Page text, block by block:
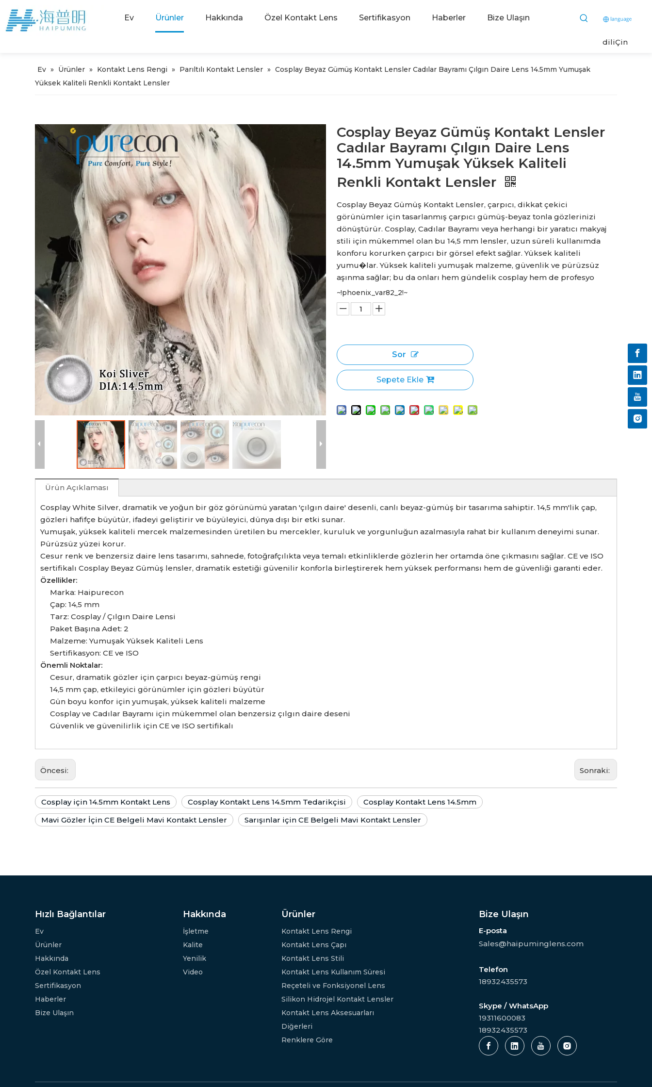
Ev Ürünler Hakkında Özel Kontakt Lens Sertifikasyon Haberler Bize Ulaşın
diliÇin
Ev » Ürünler » Kontakt Lens Rengi » Parıltılı Kontakt Lensler » Cosplay Beyaz Gümüş Kontakt Lensler Cadılar Bayramı Çılgın Daire Lens 14.5mm Yumuşak
Yüksek Kaliteli Renkli Kontakt Lensler
Cosplay Beyaz Gümüş Kontakt Lensler
Cadılar Bayramı Çılgın Daire Lens
14.5mm Yumuşak Yüksek Kaliteli
Renkli Kontakt Lensler
Cosplay Beyaz Gümüş Kontakt Lensler, çarpıcı, dikkat çekici
görünümler için tasarlanmış çarpıcı gümüş-beyaz tonla gözlerinizi
dönüştürür. Cosplay, Cadılar Bayramı veya herhangi bir yaratıcı makyaj
stili için mükemmel olan bu 14,5 mm lensler, uzun süreli kullanımda
konforu korurken çarpıcı bir görsel efekt sağlar. Yüksek kaliteli
yumu�lar. Yüksek kaliteli yumuşak malzeme, güvenlik ve pürüzsüz
aşınma sağlar; bu da onları hem gündelik cosplay hem de profesyo
~!phoenix_var82_2!~
Sor
Sepete Ekle
Ürün Açıklaması
Cosplay White Silver, dramatik ve yoğun bir göz görünümü yaratan 'çılgın daire' desenli, canlı beyaz-gümüş bir tasarıma sahiptir. 14,5 mm'lik çap,
gözleri hafifçe büyütür, ifadeyi geliştirir ve büyüleyici, dünya dışı bir etki sunar.
Yumuşak, yüksek kaliteli mercek malzemesinden üretilen bu mercekler, kuruluk ve yorgunluğun azalmasıyla rahat bir kullanım deneyimi sunar.
Pürüzsüz yüzei korur.
Cesur renk ve benzersiz daire lens tasarımı, sahnede, fotoğrafçılıkta veya temalı etkinliklerde gözlerin her ortamda öne çıkmasını sağlar. CE ve ISO
sertifikalı Cosplay Beyaz Gümüş lensler, dramatik estetiği güvenilir konforla birleştirerek hem yüksek performansı hem de güvenliği garanti eder.
Özellikler:
Marka: Haipurecon
Çap: 14,5 mm
Tarz: Cosplay / Çılgın Daire Lensi
Paket Başına Adet: 2
Malzeme: Yumuşak Yüksek Kaliteli Lens
Sertifikasyon: CE ve ISO
Önemli Noktalar:
Cesur, dramatik gözler için çarpıcı beyaz-gümüş rengi
14,5 mm çap, etkileyici görünümler için gözleri büyütür
Gün boyu konfor için yumuşak, yüksek kaliteli malzeme
Cosplay ve Cadılar Bayramı için mükemmel olan benzersiz çılgın daire deseni
Güvenlik ve güvenilirlik için CE ve ISO sertifikalı
Öncesi: Sonraki:
Cosplay için 14.5mm Kontakt Lens Cosplay Kontakt Lens 14.5mm Tedarikçisi
Cosplay Kontakt Lens 14.5mm
Mavi Gözler İçin CE Belgeli Mavi Kontakt Lensler
Sarışınlar için CE Belgeli Mavi Kontakt Lensler
Hızlı Bağlantılar
Ev
Ürünler
Hakkında
Özel Kontakt Lens
Sertifikasyon
Haberler
Bize Ulaşın
Hakkında
İşletme
Kalite
Yenilik
Video
Ürünler
Kontakt Lens Rengi
Kontakt Lens Çapı
Kontakt Lens Stili
Kontakt Lens Kullanım Süresi
Reçeteli ve Fonksiyonel Lens
Silikon Hidrojel Kontakt Lensler
Kontakt Lens Aksesuarları
Diğerleri
Renklere Göre
Bize Ulaşın
E-posta
Sales@haipuminglens.com
Telefon
18932435573
Skype / WhatsApp
19311600083
18932435573